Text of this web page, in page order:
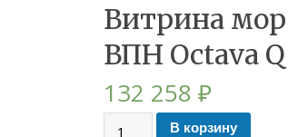
Витрина
ВПН Octava
132 258 ₽
В корзину